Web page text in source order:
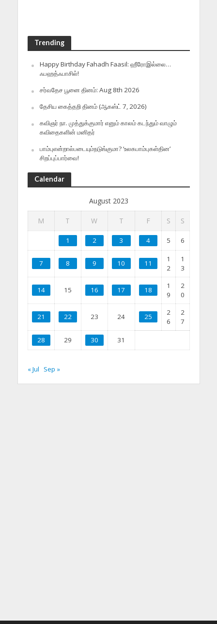
Trending
Happy Birthday Fahadh Faasil: ஹீரோஇல்லை…
ஃபஹத்ஃபாசில்!
சர்வதேச பூனை தினம்: Aug 8th 2026
தேசிய கைத்தறி தினம் (ஆகஸ்ட் 7, 2026)
கவிஞர் நா. முத்துக்குமார் எனும் காலம் கடந்தும் வாழும்
கவிதைகளின் மனிதர்
பாம்புஎன்றால்படையும்நடுங்குமா? ‘உலகபாம்புகள்தின’
சிறப்புப்பார்வை!
Calendar
August 2023
M T W T F S S
1 2 3 4 5 6
7 8 9 10 11
1
2
1
3
14 15 16 17 18
1
9
2
0
21 22 23 24 25
2
6
2
7
28 29 30 31
« Jul Sep »